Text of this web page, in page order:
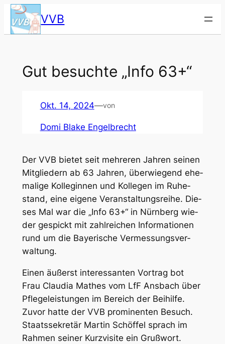
Zum
Inhalt
springen
VVB
Gut besuch­te „Info 63+“
Okt. 14, 2024—von
Domi Blake Engelbrecht
Der VVB bie­tet seit meh­re­ren Jah­ren sei­nen
Mit­glie­dern ab 63 Jah­ren, über­wie­gend ehe­
ma­li­ge Kol­le­gin­nen und Kol­le­gen im Ruhe­
stand, eine eige­ne Ver­an­stal­tungs­rei­he. Die­
ses Mal war die „Info 63+“ in Nürn­berg wie­
der gespickt mit zahl­rei­chen Infor­ma­tio­nen
rund um die Baye­ri­sche Ver­mes­sungs­ver­
wal­tung.
Einen äußerst inter­es­san­ten Vor­trag bot
Frau Clau­dia Mathes vom LfF Ans­bach über
Pfle­ge­leis­tun­gen im Bereich der Bei­hil­fe.
Zuvor hat­te der VVB pro­mi­nen­ten Besuch.
Staats­se­kre­tär Mar­tin Schöf­fel sprach im
Rah­men sei­ner Kurz­vi­si­te ein Gruß­wort.